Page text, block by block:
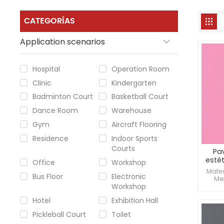
CATEGORÍAS
Application scenarios
Hospital
Operation Room
Clinic
Kindergarten
Badminton Court
Basketball Court
Dance Room
Warehouse
Gym
Aircraft Flooring
Residence
Indoor Sports
Courts
Office
Workshop
Bus Floor
Electronic
Workshop
Hotel
Exhibition Hall
Pickleball Court
Toilet